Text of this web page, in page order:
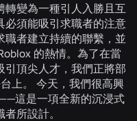
轉變為一種引人入勝且互
必須能吸引求職者的注意
職者建立持續的聯繫，並
的熱情。為了在當
引頂尖人才，我們正將部
上。 今天，我們很高興
這是一項全新的沉浸式
所設計。